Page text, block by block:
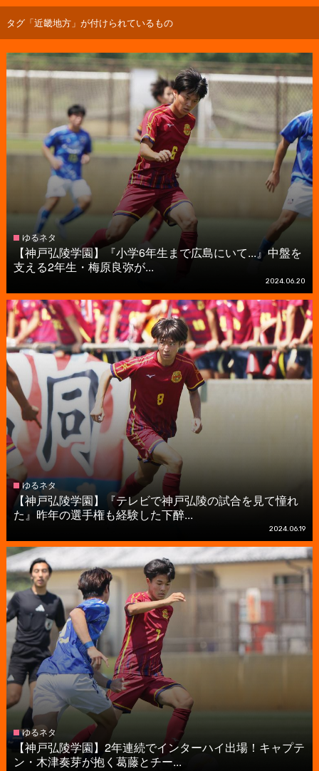
タグ「近畿地方」が付けられているもの
ゆるネタ
【神戸弘陵学園】『小学6年生まで広島にいて...』中盤を
支える2年生・梅原良弥が...
2024.06.20
ゆるネタ
【神戸弘陵学園】『テレビで神戸弘陵の試合を見て憧れ
た』昨年の選手権も経験した下醉...
2024.06.19
ゆるネタ
【神戸弘陵学園】2年連続でインターハイ出場！キャプテ
ン・木津奏芽が抱く葛藤とチー...